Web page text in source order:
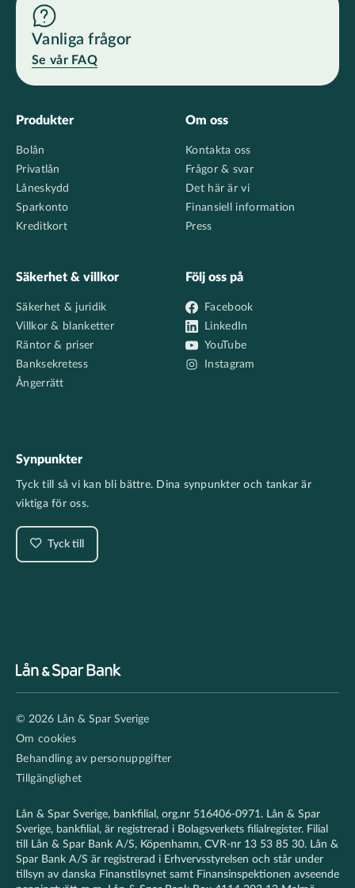
Vanliga frågor
Se vår FAQ
Footer
Produkter
Bolån
Privatlån
Låneskydd
Sparkonto
Kreditkort
Om oss
Kontakta oss
Frågor & svar
Det här är vi
Finansiell information
Press
Säkerhet & villkor
Säkerhet & juridik
Villkor & blanketter
Räntor & priser
Banksekretess
Ångerrätt
Följ oss på
Facebook
LinkedIn
YouTube
Instagram
Synpunkter
Tyck till så vi kan bli bättre. Dina synpunkter och tankar är
viktiga för oss.
Tyck till
secondary
© 2026 Lån & Spar Sverige
Om cookies
Behandling av personuppgifter
Tillgänglighet
Lån & Spar Sverige, bankfilial, org.nr 516406-0971. Lån & Spar
Sverige, bankfilial, är registrerad i Bolagsverkets filialregister. Filial
till Lån & Spar Bank A/S, Köpenhamn, CVR-nr 13 53 85 30. Lån &
Spar Bank A/S är registrerad i Erhvervsstyrelsen och står under
tillsyn av danska Finanstilsynet samt Finansinspektionen avseende